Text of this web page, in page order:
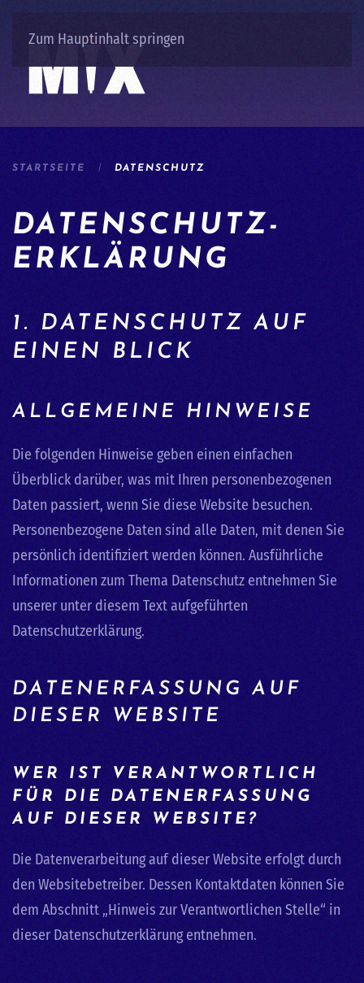
Zum Hauptinhalt springen
STARTSEITE DATENSCHUTZ
DATENSCHUTZ­
ERKLÄRUNG
1. DATENSCHUTZ AUF
EINEN BLICK
ALLGEMEINE HINWEISE
Die folgenden Hinweise geben einen einfachen
Überblick darüber, was mit Ihren personenbezogenen
Daten passiert, wenn Sie diese Website besuchen.
Personenbezogene Daten sind alle Daten, mit denen Sie
persönlich identifiziert werden können. Ausführliche
Informationen zum Thema Datenschutz entnehmen Sie
unserer unter diesem Text aufgeführten
Datenschutzerklärung.
DATENERFASSUNG AUF
DIESER WEBSITE
WER IST VERANTWORTLICH
FÜR DIE DATENERFASSUNG
AUF DIESER WEBSITE?
Die Datenverarbeitung auf dieser Website erfolgt durch
den Websitebetreiber. Dessen Kontaktdaten können Sie
dem Abschnitt „Hinweis zur Verantwortlichen Stelle“ in
dieser Datenschutzerklärung entnehmen.